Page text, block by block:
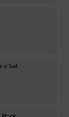
Set